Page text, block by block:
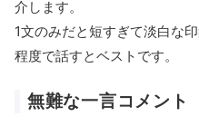
介します。
1文のみだと短すぎて淡白な
程度で話すとベストです。
無難な一言コメント